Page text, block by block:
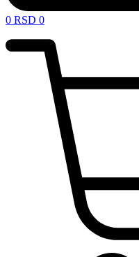
0 RSD 0